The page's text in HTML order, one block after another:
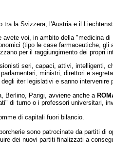
tra la Svizzera, l'Austria e il
voi, in ambito della "medicina
(tipo le case farmaceutiche,
per il raggiungimento dei propri
seri, capaci, attivi, intelligenti,
ministri, direttori e
iter legislativi e sanno intervenire
Berlino, Parigi, avviene anche a
di turno o i professori universitari,
di capitali fuori bilancio.
sono patrocinate da partiti di
dei nuovi partiti finalizzati a